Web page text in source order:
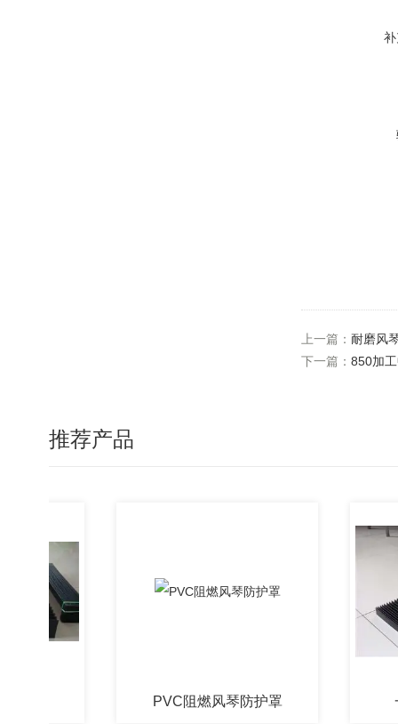
上一篇： 耐磨风
下一篇： 850加
推荐产品
PVC阻燃风琴防护罩 一字